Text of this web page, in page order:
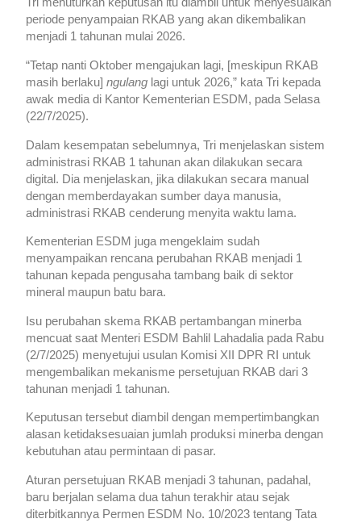
Tri menuturkan keputusan itu diambil untuk menyesuaikan
periode penyampaian RKAB yang akan dikembalikan
menjadi 1 tahunan mulai 2026.
“Tetap nanti Oktober mengajukan lagi, [meskipun RKAB
masih berlaku]ngulang lagi untuk 2026,” kata Tri kepada
awak media di Kantor Kementerian ESDM, pada Selasa
(22/7/2025).
Dalam kesempatan sebelumnya, Tri menjelaskan sistem
administrasi RKAB 1 tahunan akan dilakukan secara
digital. Dia menjelaskan, jika dilakukan secara manual
dengan memberdayakan sumber daya manusia,
administrasi RKAB cenderung menyita waktu lama.
Kementerian ESDM juga mengeklaim sudah
menyampaikan rencana perubahan RKAB menjadi 1
tahunan kepada pengusaha tambang baik di sektor
mineral maupun batu bara.
Isu perubahan skema RKAB pertambangan minerba
mencuat saat Menteri ESDM Bahlil Lahadalia pada Rabu
(2/7/2025) menyetujui usulan Komisi XII DPR RI untuk
mengembalikan mekanisme persetujuan RKAB dari 3
tahunan menjadi 1 tahunan.
Keputusan tersebut diambil dengan mempertimbangkan
alasan ketidaksesuaian jumlah produksi minerba dengan
kebutuhan atau permintaan di pasar.
Aturan persetujuan RKAB menjadi 3 tahunan, padahal,
baru berjalan selama dua tahun terakhir atau sejak
diterbitkannya Permen ESDM No. 10/2023 tentang Tata